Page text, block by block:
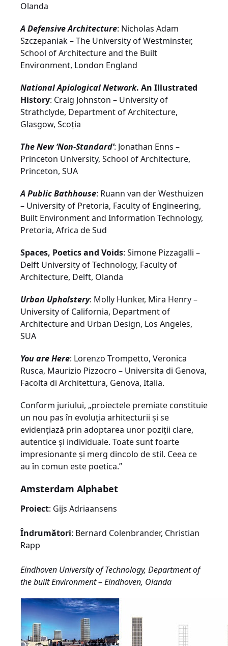
Olanda
A Defensive Architecture: Nicholas Adam
Szczepaniak – The University of Westminster,
School of Architecture and the Built
Environment, London England
National Apiological Network. An Illustrated
History: Craig Johnston – University of
Strathclyde, Department of Architecture,
Glasgow, Scoţia
The New ‘Non-Standard’: Jonathan Enns –
Princeton University, School of Architecture,
Princeton, SUA
A Public Bathhouse: Ruann van der Westhuizen
– University of Pretoria, Faculty of Engineering,
Built Environment and Information Technology,
Pretoria, Africa de Sud
Spaces, Poetics and Voids: Simone Pizzagalli –
Delft University of Technology, Faculty of
Architecture, Delft, Olanda
Urban Upholstery: Molly Hunker, Mira Henry –
University of California, Department of
Architecture and Urban Design, Los Angeles,
SUA
You are Here: Lorenzo Trompetto, Veronica
Rusca, Maurizio Pizzocro – Universita di Genova,
Facolta di Architettura, Genova, Italia.
Conform juriului, „proiectele premiate constituie
un nou pas în evoluţia arhitecturii şi se
evidenţiază prin adoptarea unor poziţii clare,
autentice şi individuale. Toate sunt foarte
impresionante şi merg dincolo de stil. Ceea ce
au în comun este poetica.”
Amsterdam Alphabet
Proiect: Gijs Adriaansens
Îndrumători: Bernard Colenbrander, Christian
Rapp
Eindhoven University of Technology, Department of
the built Environment – Eindhoven, Olanda